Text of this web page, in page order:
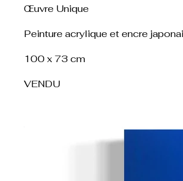
Œuvre Unique
Peinture acrylique et encre
100 x 73 cm
VENDU